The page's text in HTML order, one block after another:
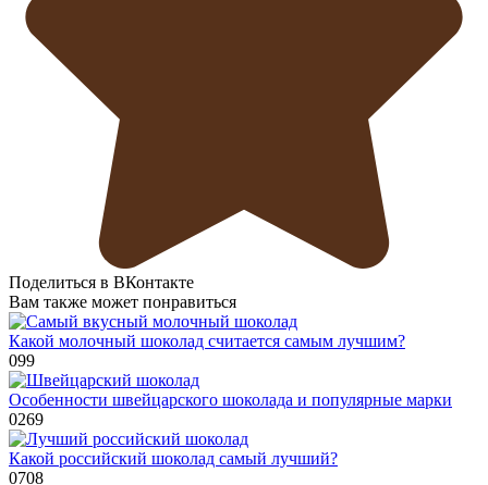
Поделиться в ВКонтакте
Вам также может понравиться
Какой молочный шоколад считается самым лучшим?
099
Особенности швейцарского шоколада и популярные марки
0269
Какой российский шоколад самый лучший?
0708